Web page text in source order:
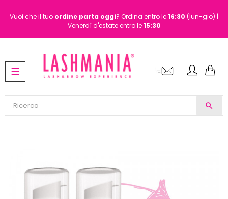
Vuoi che il tuo ordine parta oggi? Ordina entro le16:30 (lun-gio) |
Venerdì d'estate entro le15:30
search
navigazione
Toggle
☰